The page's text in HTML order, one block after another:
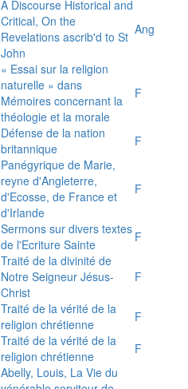
A Discourse Historical and
Critical, On the
Revelations ascrib'd to St
John
Ang
« Essai sur la religion
naturelle » dans
Mémoires concernant la
théologie et la morale
F
Défense de la nation
britannique
F
Panégyrique de Marie,
reyne d'Angleterre,
d'Ecosse, de France et
d'Irlande
F
Sermons sur divers textes
de l'Ecriture Sainte
F
Traité de la divinité de
Notre Seigneur Jésus-
Christ
F
Traité de la vérité de la
religion chrétienne
F
Traité de la vérité de la
religion chrétienne
F
Abelly, Louis, La Vie du